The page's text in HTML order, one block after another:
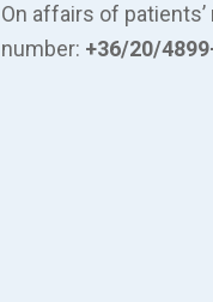
On affairs of
number: +36/20/